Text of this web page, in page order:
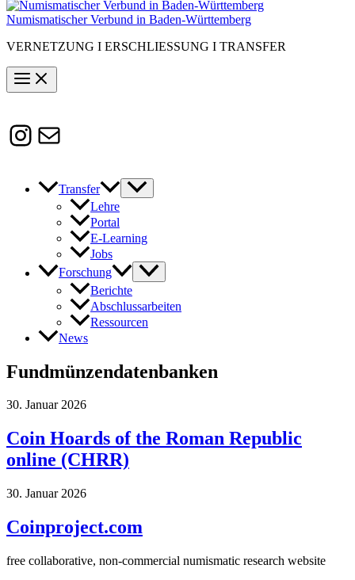
Numismatischer Verbund in Baden-Württemberg
VERNETZUNG I ERSCHLIESSUNG I TRANSFER
Instagram
Susanne.Boerner@zaw.uni-
heidelberg.de
Transfer
Lehre
Portal
E-Learning
Jobs
Forschung
Berichte
Abschlussarbeiten
Ressourcen
News
Fundmünzendatenbanken
30. Januar 2026
Coin Hoards of the Roman Republic
online (CHRR)
30. Januar 2026
Coinproject.com
free collaborative, non-commercial numismatic research website